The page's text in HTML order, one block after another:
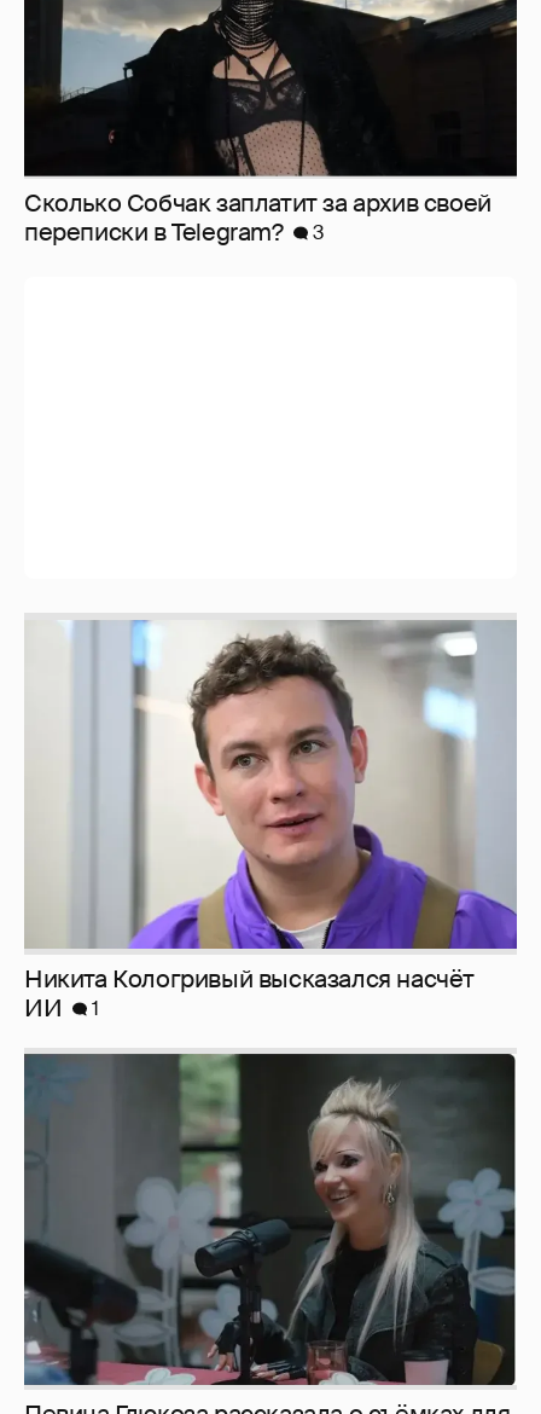
Сколько Собчак заплатит за архив своей
перeписки в Telegram?
3
Никита Кологривый высказался насчёт
ИИ
1